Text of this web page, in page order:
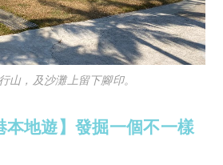
山，及沙灘上留下腳印。
本地遊】發掘一個不一樣